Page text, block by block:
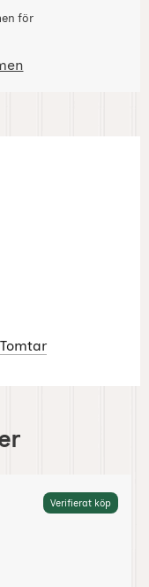
för
Tomtar
Verifierat köp